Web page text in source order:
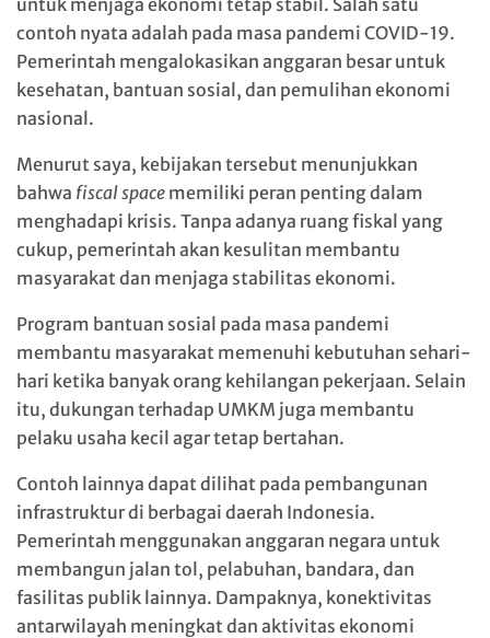
untuk menjaga ekonomi tetap stabil. Salah satu
contoh nyata adalah pada masa pandemi COVID-19.
Pemerintah mengalokasikan anggaran besar untuk
kesehatan, bantuan sosial, dan pemulihan ekonomi
nasional.
Menurut saya, kebijakan tersebut menunjukkan
bahwa fiscal space memiliki peran penting dalam
menghadapi krisis. Tanpa adanya ruang fiskal yang
cukup, pemerintah akan kesulitan membantu
masyarakat dan menjaga stabilitas ekonomi.
Program bantuan sosial pada masa pandemi
membantu masyarakat memenuhi kebutuhan sehari-
hari ketika banyak orang kehilangan pekerjaan. Selain
itu, dukungan terhadap UMKM juga membantu
pelaku usaha kecil agar tetap bertahan.
Contoh lainnya dapat dilihat pada pembangunan
infrastruktur di berbagai daerah Indonesia.
Pemerintah menggunakan anggaran negara untuk
membangun jalan tol, pelabuhan, bandara, dan
fasilitas publik lainnya. Dampaknya, konektivitas
antarwilayah meningkat dan aktivitas ekonomi